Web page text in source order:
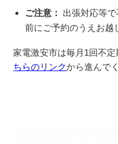
ご注意：
出張対応等
前にご予約のうえお越
家電激安市は毎月1回不
ちらのリンクから進んで